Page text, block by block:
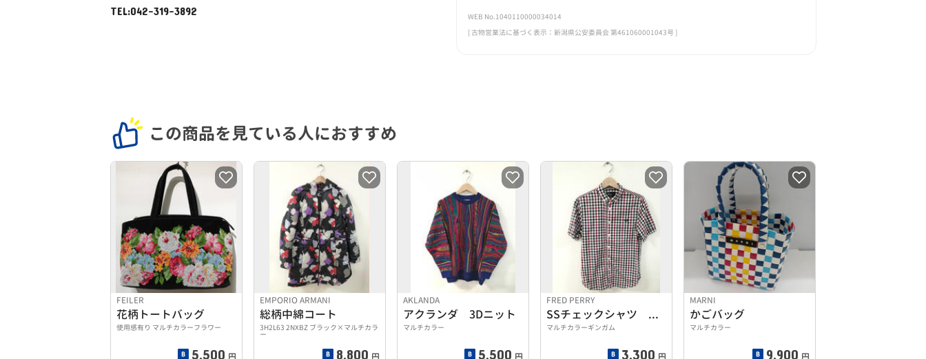
TEL:042-319-3892
WEB No.1040110000034014
[ 古物営業法に基づく表示：新潟県公安委員会 第461060001043号 ]
この商品を見ている人におすすめ
FEILER
花柄トートバッグ
使用感有り マルチカラーフラワー
5,500 円
EMPORIO ARMANI
総柄中綿コート
3H2L63 2NXBZ ブラック×マルチカラ
ー
8,800 円
AKLANDA
アクランダ 3Dニット
マルチカラー
5,500 円
FRED PERRY
SSチェックシャツ フレッドペリー
マルチカラーギンガム
3,300 円
MARNI
かごバッグ
マルチカラー
9,900 円